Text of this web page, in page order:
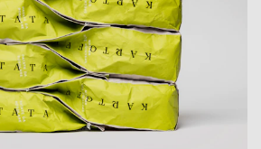
Qualität und Herkunft. Darum
Kartoffel auch eine
um als wertvolles
zu werden. Gerade bei
geht es um den
von Qualität und Preis, der
ästhetische